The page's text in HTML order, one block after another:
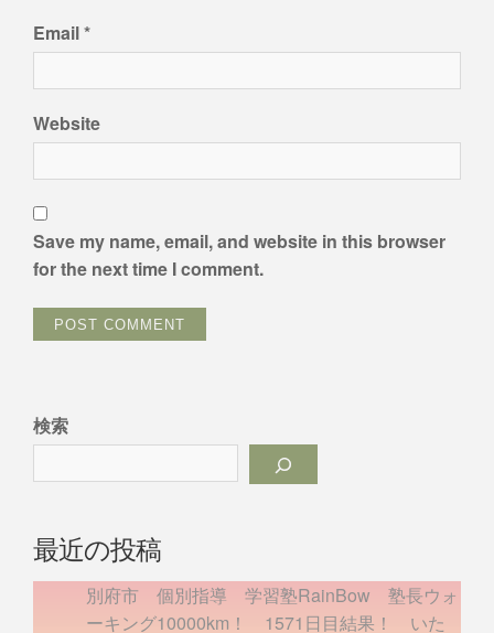
Email*
Website
Save my name, email, and website in this browser
for the next time I comment.
検索
最近の投稿
別府市 個別指導 学習塾RainBow 塾長ウォ
ーキング10000km！ 1571日目結果！ いた